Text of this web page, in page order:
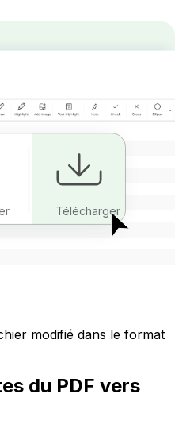
Télécharger
modifié dans le format
du PDF vers